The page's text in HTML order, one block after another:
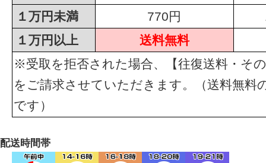
１万円未満
770円
１万円以上
送料無料
※受取を拒否された場合、【往復送料・そ
をご請求させていただきます。（送料無料
です）
配送時間帯